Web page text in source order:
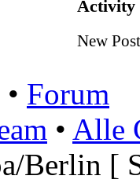
Activity
New
• Forum
• Alle
Berlin [